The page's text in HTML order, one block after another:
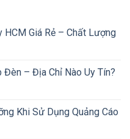
HCM Giá Rẻ – Chất Lượng
Đèn – Địa Chỉ Nào Uy Tín?
Khi Sử Dụng Quảng Cáo